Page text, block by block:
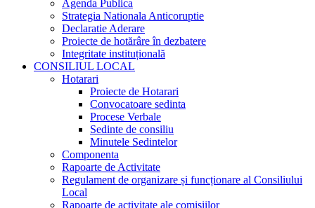
Agenda Publica
Strategia Nationala Anticoruptie
Declaratie Aderare
Proiecte de hotărâre în dezbatere
Integritate instituțională
CONSILIUL LOCAL
Hotarari
Proiecte de Hotarari
Convocatoare sedinta
Procese Verbale
Sedinte de consiliu
Minutele Sedintelor
Componenta
Rapoarte de Activitate
Regulament de organizare și funcționare al Consiliului
Local
Rapoarte de activitate ale comisiilor